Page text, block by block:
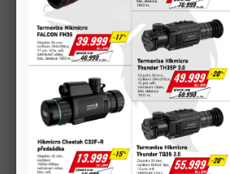
Převýšení 50 m: -0,3 cm
100 m: 0 cm
200 m: -15,8 cm
ONV: 157 m
Převýšení pro ONV 50 m: 1,7 cm
100 m: 3,9 cm
200 m: -8,1 cm